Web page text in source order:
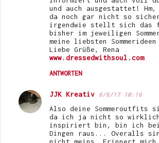
und auch ausgestattet!
da noch gar nicht so
irgendwie stellt sich das
bisher im jeweiligen
meine liebsten
Liebe Grüße, Rena
www.dressedwithsoul.com
ANTWORTEN
JJK Kreativ 6/6/17 10:16
Also deine Sommeroutfits
da ich ja nicht so wirklich
inspiriert bin, bin ich bei
Dingen raus... Overalls